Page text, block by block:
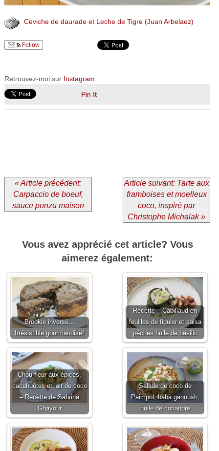
Ceviche de daurade et Leche de Tigre(Juan Arbelaez)
Follow
Retrouvez-moi sur Instagram
Pin It
« Article précédent:
Carpaccio de boeuf,
sauce ponzu maison
Article suivant: Tarte aux
framboises et moelleux
coco, inspiré par
Christophe Michalak »
Vous avez apprécié cet article? Vous
aimerez également:
Brookie inversé…
Irrésistible gourmandise!
Recette – Cabillaud en
feuilles de figuier et salsa
pêches huile de basilic
Chou-fleur aux épices,
cacahuètes et lait de coco
– Recette de Sabrina
Ghayour
Salade de coco de
Paimpol, baba ganoush,
huile de coriandre